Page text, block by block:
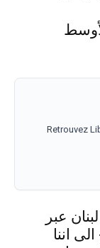
Retrouvez
عبر
اننا